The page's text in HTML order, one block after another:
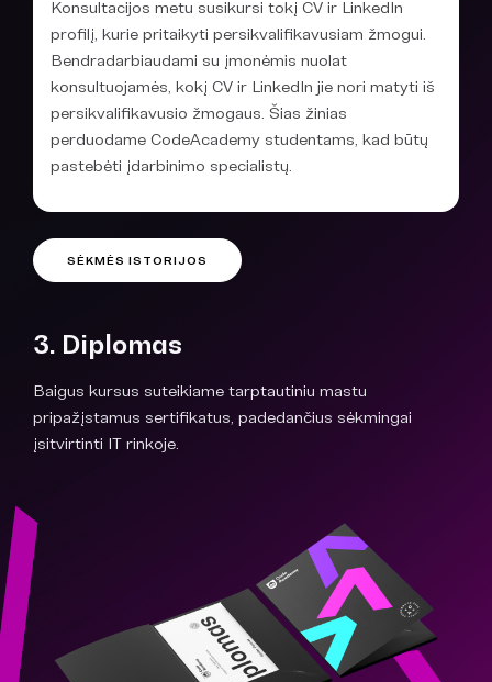
Konsultacijos metu susikursi tokį CV ir LinkedIn
profilį, kurie pritaikyti persikvalifikavusiam žmogui.
Bendradarbiaudami su įmonėmis nuolat
konsultuojamės, kokį CV ir LinkedIn jie nori matyti iš
persikvalifikavusio žmogaus. Šias žinias
perduodame CodeAcademy studentams, kad būtų
pastebėti įdarbinimo specialistų.
SĖKMĖS ISTORIJOS
3. Diplomas
Baigus kursus suteikiame tarptautiniu mastu
pripažįstamus sertifikatus, padedančius sėkmingai
įsitvirtinti IT rinkoje.